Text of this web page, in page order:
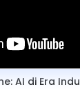
AI di Era